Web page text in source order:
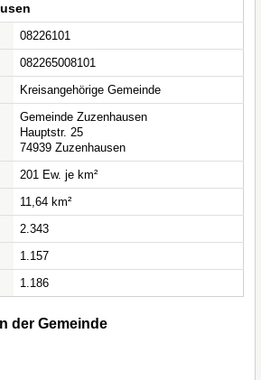
08226101
082265008101
Kreisangehörige Gemeinde
Gemeinde Zuzenhausen
Hauptstr. 25
74939 Zuzenhausen
201 Ew. je km²
11,64 km²
2.343
1.157
1.186
der Gemeinde